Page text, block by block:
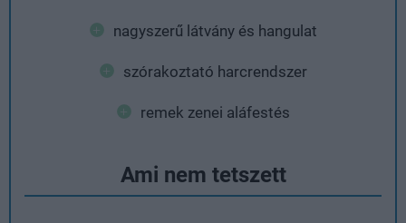
nagyszerű látvány és hangulat
szórakoztató harcrendszer
remek zenei aláfestés
Ami nem tetszett